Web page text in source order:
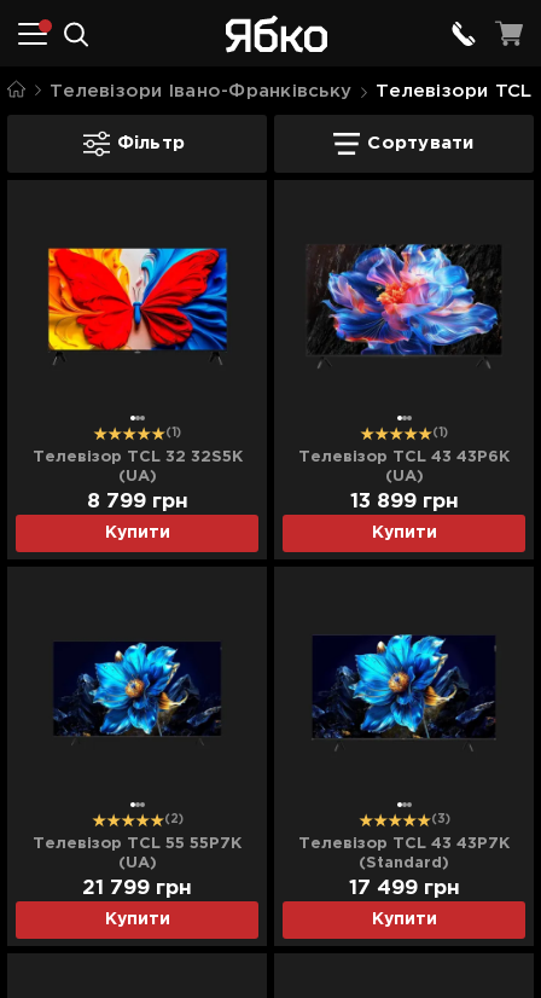
Телевізори Івано-Франківську Телевізори TCL
Телевізори TCL Івано-Франківську
Фільтр Сортувати
(1)
Телевізор TCL 32 32S5K
(UA)
Купити
8 799 грн
(1)
Телевізор TCL 43 43P6K
(UA)
Купити
13 899 грн
(2)
Телевізор TCL 55 55P7K
(UA)
Купити
21 799 грн
(3)
Телевізор TCL 43 43P7K
(Standard)
Купити
17 499 грн